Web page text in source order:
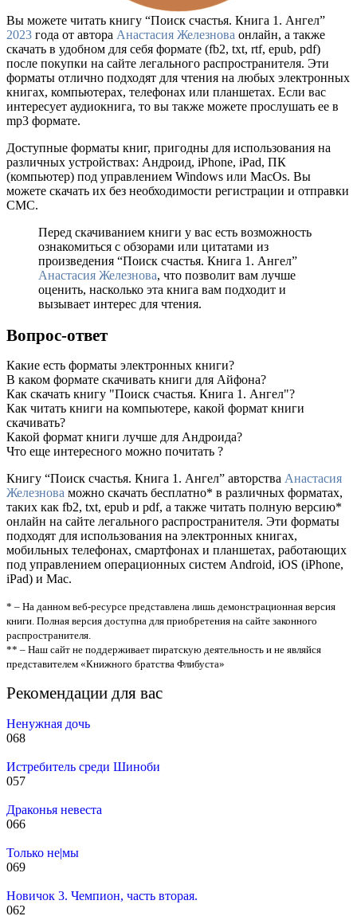
Вы можете читать книгу “Поиск счастья. Книга 1. Ангел”
2023 года от автора Анастасия Железнова онлайн, а также
скачать в удобном для себя формате (fb2, txt, rtf, epub, pdf)
после покупки на сайте легального распространителя. Эти
форматы отлично подходят для чтения на любых электронных
книгах, компьютерах, телефонах или планшетах. Если вас
интересует аудиокнига, то вы также можете прослушать ее в
mp3 формате.
Доступные форматы книг, пригодны для использования на
различных устройствах: Андроид, iPhone, iPad, ПК
(компьютер) под управлением Windows или MacOs. Вы
можете скачать их без необходимости регистрации и отправки
СМС.
Перед скачиванием книги у вас есть возможность
ознакомиться с обзорами или цитатами из
произведения “Поиск счастья. Книга 1. Ангел”
Анастасия Железнова, что позволит вам лучше
оценить, насколько эта книга вам подходит и
вызывает интерес для чтения.
Вопрос-ответ
Какие есть форматы электронных книги?
В каком формате скачивать книги для Айфона?
Как скачать книгу "Поиск счастья. Книга 1. Ангел"?
Как читать книги на компьютере, какой формат книги
скачивать?
Какой формат книги лучше для Андроида?
Что еще интересного можно почитать ?
Книгу “Поиск счастья. Книга 1. Ангел” авторства Анастасия
Железнова можно скачать бесплатно* в различных форматах,
таких как fb2, txt, epub и pdf, а также читать полную версию*
онлайн на сайте легального распространителя. Эти форматы
подходят для использования на электронных книгах,
мобильных телефонах, смартфонах и планшетах, работающих
под управлением операционных систем Android, iOS (iPhone,
iPad) и Mac.
* – На данном веб-ресурсе представлена лишь демонстрационная версия
книги. Полная версия доступна для приобретения на сайте законного
распространителя.
** – Наш сайт не поддерживает пиратскую деятельность и не являйся
представителем «Книжного братства Флибуста»
Рекомендации для вас
Ненужная дочь
068
Истребитель среди Шиноби
057
Драконья невеста
066
Только не|мы
069
Новичок 3. Чемпион, часть вторая.
062